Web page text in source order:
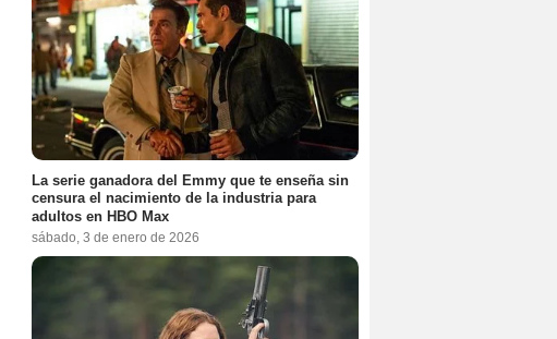
La serie ganadora del Emmy que te enseña sin
censura el nacimiento de la industria para
adultos en HBO Max
sábado, 3 de enero de 2026